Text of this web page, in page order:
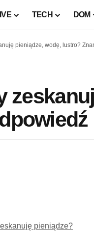
TECH DOM
pieniądze, wodę, lustro?
pieniądze?